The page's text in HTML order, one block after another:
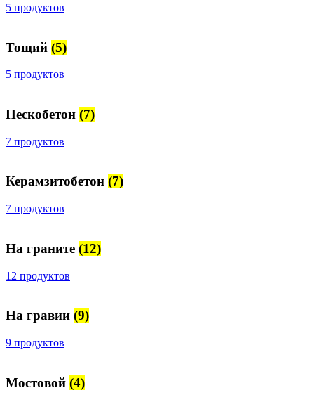
5 продуктов
Тощий (5)
5 продуктов
Пескобетон (7)
7 продуктов
Керамзитобетон (7)
7 продуктов
На граните (12)
12 продуктов
На гравии (9)
9 продуктов
Мостовой (4)